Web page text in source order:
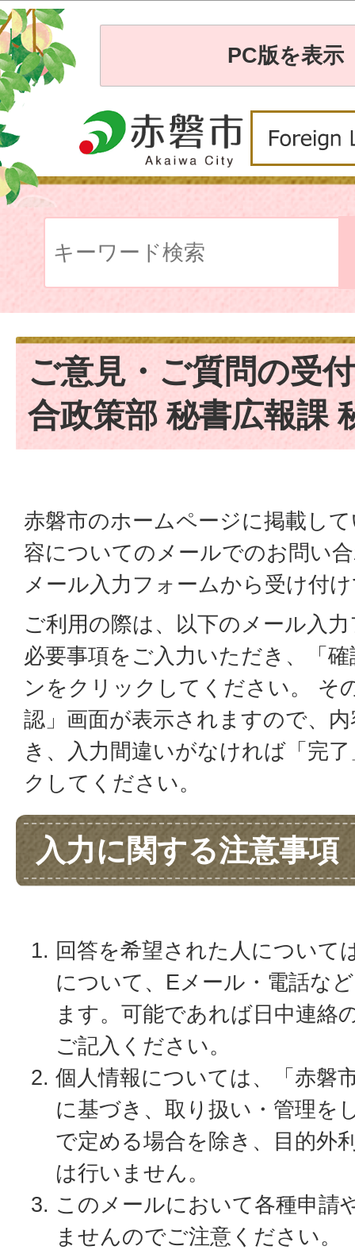
PC版を表示
ご意見・ご質問の受
合政策部 秘書広報課
赤磐市のホームページに掲載し
容についてのメールでのお問い
メール入力フォームから受け付
ご利用の際は、以下のメール入
必要事項をご入力いただき、「
ンをクリックしてください。 そ
認」画面が表示されますので、
き、入力間違いがなければ「完
クしてください。
入力に関する注意事項
回答を希望された人について
について、Eメール・電話な
ます。可能であれば日中連絡
ご記入ください。
個人情報については、「赤磐
に基づき、取り扱い・管理を
で定める場合を除き、目的外
は行いません。
このメールにおいて各種申請
ませんのでご注意ください。